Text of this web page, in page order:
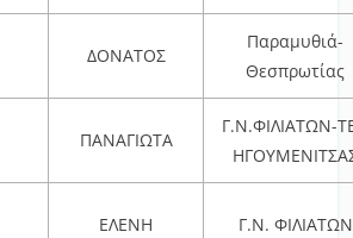
ΔΟΝΑΤΟΣ
Παραμυθιά-
Θεσπρωτίας
ΠΑΝΑΓΙΩΤΑ
Γ.Ν.ΦΙΛΙΑΤΩΝ-
ΕΛΕΝΗ Γ.Ν. ΦΙΛΙΑΤΩΝ